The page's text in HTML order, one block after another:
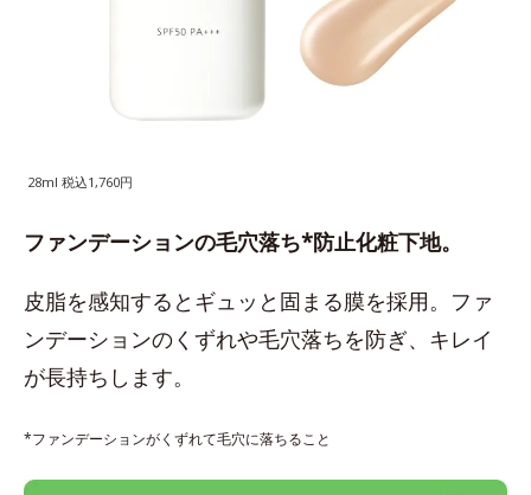
28ml 税込1,760円
ファンデーションの毛穴落ち*防止化粧下地。
皮脂を感知するとギュッと固まる膜を採用。ファ
ンデーションのくずれや毛穴落ちを防ぎ、キレイ
が長持ちします。
*ファンデーションがくずれて毛穴に落ちること